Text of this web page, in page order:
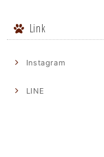
Link
Instagram
LINE